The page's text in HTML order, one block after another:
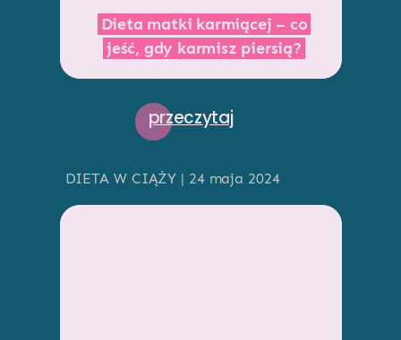
Dieta matki karmiącej – co
jeść, gdy karmisz piersią?
przeczytaj
DIETA W CIĄŻY | 24 maja 2024